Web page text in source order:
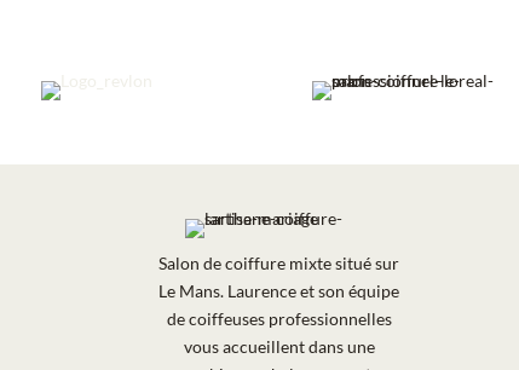
Salon de coiffure mixte situé sur
Le Mans. Laurence et son équipe
de coiffeuses professionnelles
vous accueillent dans une